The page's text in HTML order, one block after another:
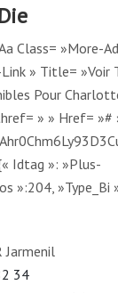
Class= »More-
» Title= »Voir
Pour
» » Href= »#
Idtag »: »Plus-
»:204, »Type_Bi
Jarmenil
34